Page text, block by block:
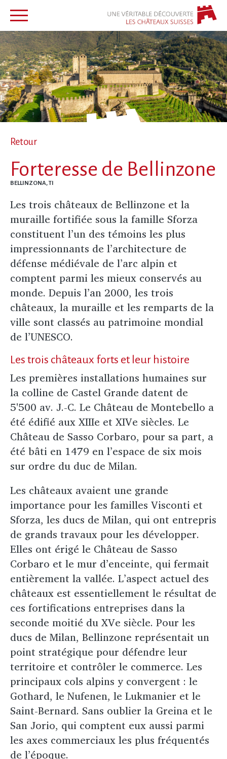
Retour
Forteresse de Bellinzone
BELLINZONA, TI
Les trois châteaux de Bellinzone et la
muraille fortifiée sous la famille Sforza
constituent l’un des témoins les plus
impressionnants de l’architecture de
défense médiévale de l’arc alpin et
comptent parmi les mieux conservés au
monde. Depuis l’an 2000, les trois
châteaux, la muraille et les remparts de la
ville sont classés au patrimoine mondial
de l’UNESCO.
Les trois châteaux forts et leur histoire
Les premières installations humaines sur
la colline de Castel Grande datent de
5'500 av. J.-C. Le Château de Montebello a
été édifié aux XIIIe et XIVe siècles. Le
Château de Sasso Corbaro, pour sa part, a
été bâti en 1479 en l’espace de six mois
sur ordre du duc de Milan.
Les châteaux avaient une grande
importance pour les familles Visconti et
Sforza, les ducs de Milan, qui ont entrepris
de grands travaux pour les développer.
Elles ont érigé le Château de Sasso
Corbaro et le mur d’enceinte, qui fermait
entièrement la vallée. L’aspect actuel des
châteaux est essentiellement le résultat de
ces fortifications entreprises dans la
seconde moitié du XVe siècle. Pour les
ducs de Milan, Bellinzone représentait un
point stratégique pour défendre leur
territoire et contrôler le commerce. Les
principaux cols alpins y convergent : le
Gothard, le Nufenen, le Lukmanier et le
Saint-Bernard. Sans oublier la Greina et le
San Jorio, qui comptent eux aussi parmi
les axes commerciaux les plus fréquentés
de l’époque.